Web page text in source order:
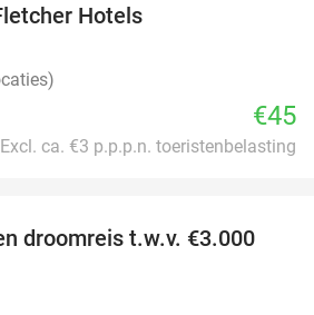
Hotels
€45
Excl. ca. €3 p.p.p.n. toeristenbelasting
droomreis t.w.v. €3.000